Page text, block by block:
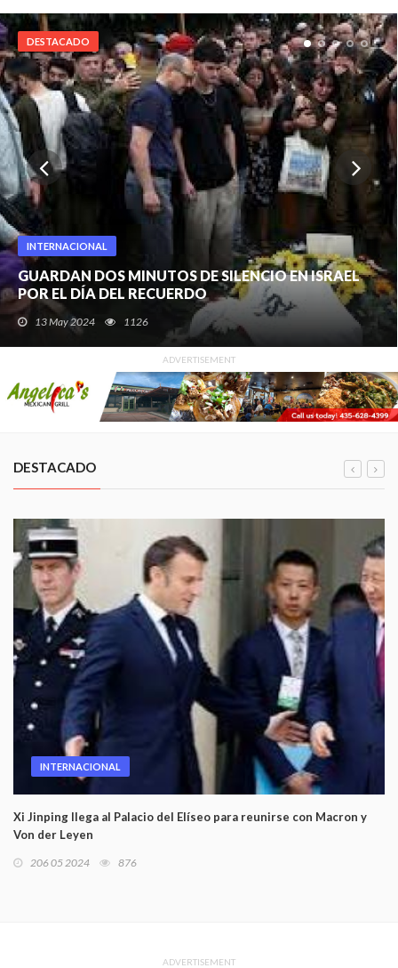
DESTACADO
INTERNACIONAL
GUARDAN DOS MINUTOS DE SILENCIO EN ISRAEL
POR EL DÍA DEL RECUERDO
El lunes sonaron las sirenas en memoria de generaciones de
13 May 2024 1126
ADVERTISEMENT
DESTACADO
INTERNACIONAL
Xi Jinping llega al Palacio del Elíseo para reunirse con Macron y
Von der Leyen
206 05 2024 876
ADVERTISEMENT